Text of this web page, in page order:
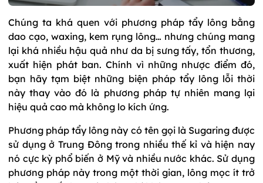
Chúng ta khá quen với phương pháp tẩy lông bằng
dao cạo, waxing, kem rụng lông… nhưng chúng mang
lại khá nhiều hậu quả như da bị sưng tấy, tổn thương,
xuất hiện phát ban. Chính vì những nhược điểm đó,
bạn hãy tạm biệt những biện pháp tẩy lông lỗi thời
này thay vào đó là phương pháp tự nhiên mang lại
hiệu quả cao mà không lo kích ứng.
Phương pháp tẩy lông này có tên gọi là Sugaring được
sử dụng ở Trung Đông trong nhiều thế kỉ và hiện nay
nó cực kỳ phổ biến ở Mỹ và nhiều nước khác. Sử dụng
phương pháp này trong một thời gian, lông mọc ít trở